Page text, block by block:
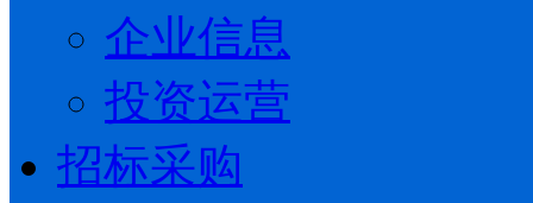
企业信息
投资运营
招标采购